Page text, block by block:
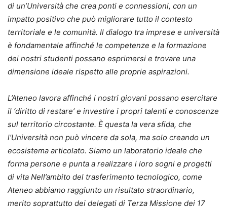
di un’Università che crea ponti e connessioni, con un
impatto positivo che può migliorare tutto il contesto
territoriale e le comunità. Il dialogo tra imprese e università
è fondamentale affinché le competenze e la formazione
dei nostri studenti possano esprimersi e trovare una
dimensione ideale rispetto alle proprie aspirazioni.
L’Ateneo lavora affinché i nostri giovani possano esercitare
il ‘diritto di restare’ e investire i propri talenti e conoscenze
sul territorio circostante. È questa la vera sfida, che
l’Università non può vincere da sola, ma solo creando un
ecosistema articolato. Siamo un laboratorio ideale che
forma persone e punta a realizzare i loro sogni e progetti
di vita Nell’ambito del trasferimento tecnologico, come
Ateneo abbiamo raggiunto un risultato straordinario,
merito soprattutto dei delegati di Terza Missione dei 17